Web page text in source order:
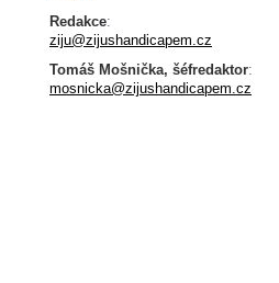
Redakce:
ziju@zijushandicapem.cz
Tomáš Mošnička, šéfredaktor:
mosnicka@zijushandicapem.cz